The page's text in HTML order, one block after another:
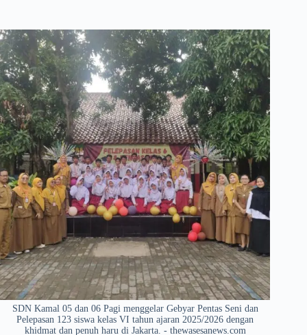
SDN Kamal 05 dan 06 Pagi menggelar Gebyar Pentas Seni dan
Pelepasan 123 siswa kelas VI tahun ajaran 2025/2026 dengan
khidmat dan penuh haru di Jakarta. - thewasesanews.com